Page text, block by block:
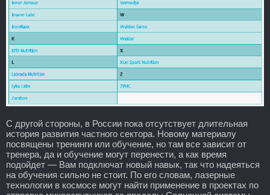
С другой стороны, в России пока отсутствует длительная
история развития частного сектора. Новому материалу
посвящены тренинги или обучение, но там все зависит от
тренера, да и обучение могут перенести, а как время
подойдет — Вам подключат новый навык, так что надеяться
на обучения сильно не стоит. По его словам, лазерные
технологии в космосе могут найти применение в проектах по